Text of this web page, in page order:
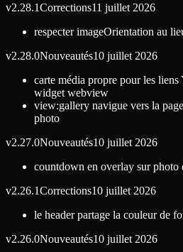
v2.28.1Corrections11 juillet 2026
respecter imageOrientation au
v2.28.0Nouveautés10 juillet 2026
carte média propre pour les liens
widget webview
view:gallery navigue vers la
photo
v2.27.0Nouveautés10 juillet 2026
countdown en overlay sur photo
v2.26.1Corrections10 juillet 2026
le header partage la couleur de
v2.26.0Nouveautés10 juillet 2026